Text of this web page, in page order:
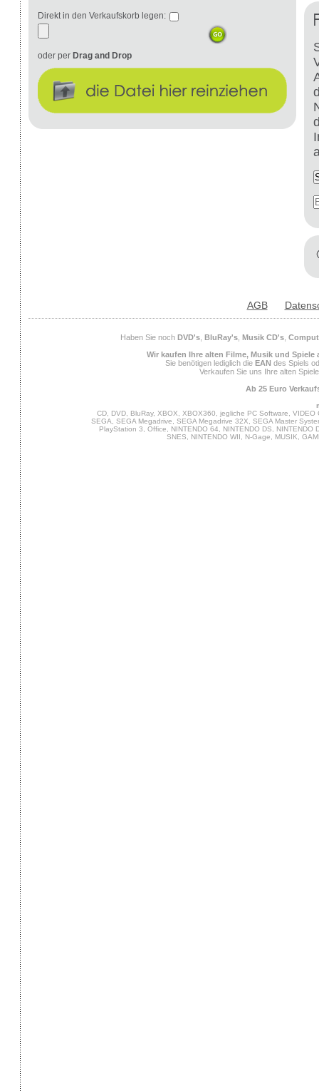
Direkt in den Verkaufskorb legen:
oder per Drag and Drop
AGB
Haben Sie noch DVD's, BluRay's, Musik CD's,
Wir kaufen Ihre alten Filme, Musik und Spiele
Sie benötigen lediglich die EAN des Spiels
Verkaufen Sie uns Ihre alten
Ab 25 Euro
CD, DVD, BluRay, XBOX, XBOX360, jegliche PC Software,
SEGA, SEGA Megadrive, SEGA Megadrive 32X, SEGA Master
PlayStation 3, Office, NINTENDO 64, NINTENDO DS,
SNES, NINTENDO WII, N-Gage, MUSIK,